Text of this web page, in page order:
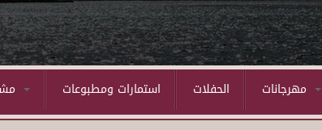
استمارات ومطبوعات الحفلات